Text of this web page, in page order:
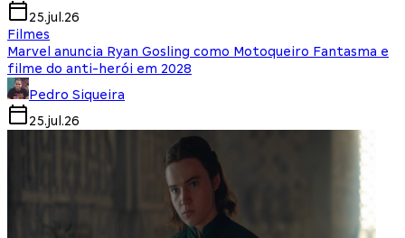
25.jul.26
Filmes
Marvel anuncia Ryan Gosling como Motoqueiro Fantasma e
filme do anti-herói em 2028
Pedro Siqueira
25.jul.26